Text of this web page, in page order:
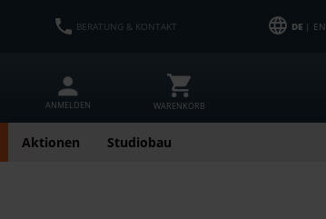
BERATUNG & KONTAKT DE| EN
ANMELDEN WARENKORB
Aktionen Studiobau